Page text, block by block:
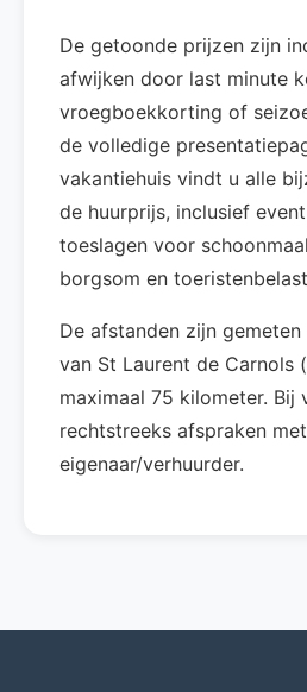
De getoonde prijzen zijn
afwijken door last minute
vroegboekkorting of
de volledige
vakantiehuis vindt u alle
de huurprijs, inclusief
toeslagen voor
borgsom en
De afstanden zijn
van St Laurent de Carnols
maximaal 75 kilometer. Bij
rechtstreeks afspraken
eigenaar/verhuurder.